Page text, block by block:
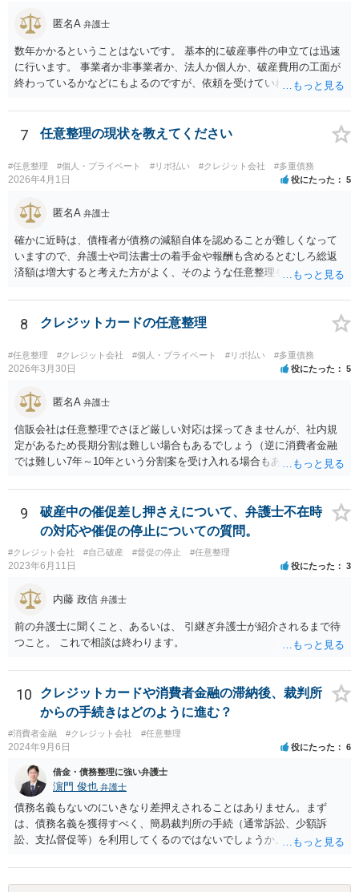
匿名A 弁護士
数年かかるということはないです。 基本的に破産事件の申立ては迅速
に行います。 事業者か非事業者か、法人か個人か、破産費用の工面が
終わっているかなどにもよるのですが、依頼を受けていれば責任が発
険信号・異常信号と思って頂いて結構です。 もし、新しく依頼をされ
る場合は、 スケジュール感を確認してみてください。 ①●月●日受任
通知発送→②１～２か月で返答かえってくる。報告書作成しはじめる
→③さらに１カ月程度をめどに裁判所に破産申立て など教えてくれる
と思います（個人破産で破産費用も確保できている場合の例示なの
7 任意整理の現状を教えてください
#任意整理 #個人・プライベート #リボ払い #クレジット会社 #多重債務
2026年4月1日 役にたった 5
匿名A 弁護士
確かに近時は、債権者が債務の減額自体を認めることが難しくなって
いますので、弁護士や司法書士の着手金や報酬も含めるとむしろ総返
済額は増大すると考えた方がよく、そのような任意整理をしてかえっ
います。 特に「オーバーローンでない不動産」や「売ると高く売却さ
れる自動車」、「２０万円を超える保険解約返戻金がある保険」など
の資産がなければ、個人再生か自己破産を検討する方が良いと思われ
ます。 このような資産があってもなくても、ココナラで最寄りの債務
整理を取り扱う弁護士に具体的に提示して弁護士に相談すべき事案だ
8 クレジットカードの任意整理
#任意整理 #クレジット会社 #個人・プライベート #リボ払い #多重債務
2026年3月30日 役にたった 5
匿名A 弁護士
信販会社は任意整理でさほど厳しい対応は採ってきませんが、社内規
定があるため長期分割は難しい場合もあるでしょう（逆に消費者金融
では難しい7年～10年という分割案を受け入れる場合もあります）。ま
円、さらに自動車ローンやリフォームローンを負担するとなれば、数
字上は任意整理による解決は（生活再建という見地からは）かなりハ
ードルが高いと思われます。無理な整理案を立案して結果的に破綻し
てしまうと目も当てられない（その間の弁済が勿体ない）ことになっ
てしまいますので、弁護士へ直接相談して、手続選択を検討してもら
うべきでしょう。その場合、自己破産や個人再生などの厳しい選択肢
を受け入れる必要も出てきますが、債務整理は生活再建のため（俗な
言い方をすれば「人生をリセットする」ため）に行うものなので、生
活環境が変わる（レベルを落とす）ことも覚悟する必要があります。
9
破産中の催促差し押さえについて、弁護士不在時
の対応や催促の停止についての質問。
#クレジット会社 #自己破産 #督促の停止 #任意整理
2023年6月11日 役にたった 3
内藤 政信 弁護士
前の弁護士に聞くこと、あるいは、 引継ぎ弁護士が紹介されるまで待
つこと。 これで相談は終わります。
10
クレジットカードや消費者金融の滞納後、裁判所
からの手続きはどのように進む？
#消費者金融 #クレジット会社 #任意整理
2024年9月6日 役にたった 6
借金・債務整理に強い弁護士
濵門 俊也 弁護士
債務名義もないのにいきなり差押えされることはありません。まず
は、債務名義を獲得すべく、簡易裁判所の手続（通常訴訟、少額訴
訟、支払督促等）を利用してくるのではないでしょうか。